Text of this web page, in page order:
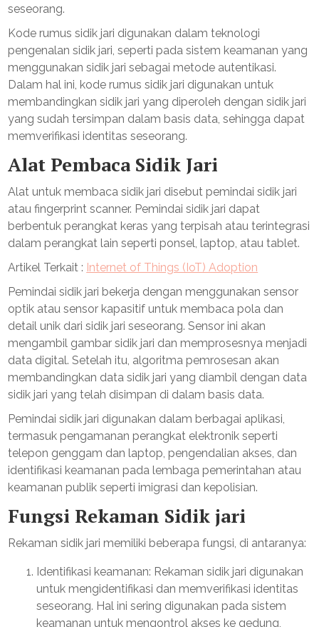
seseorang.
Kode rumus sidik jari digunakan dalam teknologi
pengenalan sidik jari, seperti pada sistem keamanan yang
menggunakan sidik jari sebagai metode autentikasi.
Dalam hal ini, kode rumus sidik jari digunakan untuk
membandingkan sidik jari yang diperoleh dengan sidik jari
yang sudah tersimpan dalam basis data, sehingga dapat
memverifikasi identitas seseorang.
Alat Pembaca Sidik Jari
Alat untuk membaca sidik jari disebut pemindai sidik jari
atau fingerprint scanner. Pemindai sidik jari dapat
berbentuk perangkat keras yang terpisah atau terintegrasi
dalam perangkat lain seperti ponsel, laptop, atau tablet.
Artikel Terkait : Internet of Things (IoT) Adoption
Pemindai sidik jari bekerja dengan menggunakan sensor
optik atau sensor kapasitif untuk membaca pola dan
detail unik dari sidik jari seseorang. Sensor ini akan
mengambil gambar sidik jari dan memprosesnya menjadi
data digital. Setelah itu, algoritma pemrosesan akan
membandingkan data sidik jari yang diambil dengan data
sidik jari yang telah disimpan di dalam basis data.
Pemindai sidik jari digunakan dalam berbagai aplikasi,
termasuk pengamanan perangkat elektronik seperti
telepon genggam dan laptop, pengendalian akses, dan
identifikasi keamanan pada lembaga pemerintahan atau
keamanan publik seperti imigrasi dan kepolisian.
Fungsi Rekaman Sidik jari
Rekaman sidik jari memiliki beberapa fungsi, di antaranya:
Identifikasi keamanan: Rekaman sidik jari digunakan
untuk mengidentifikasi dan memverifikasi identitas
seseorang. Hal ini sering digunakan pada sistem
keamanan untuk mengontrol akses ke gedung,